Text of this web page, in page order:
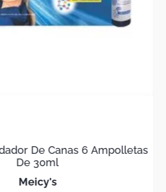
De Canas 6 Ampolletas
De 30ml
meicy's